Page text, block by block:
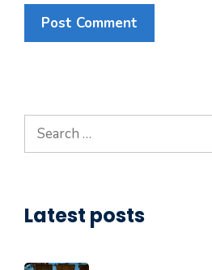
Search
for:
Latest posts